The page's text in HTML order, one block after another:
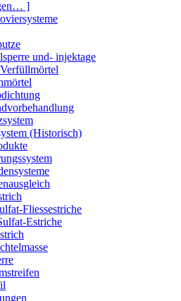
]
und- injektage
(Historisch)
Fliessestriche
Estriche